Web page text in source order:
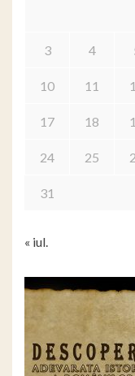
3 4
10 11
17 18
24 25
31
« iul.